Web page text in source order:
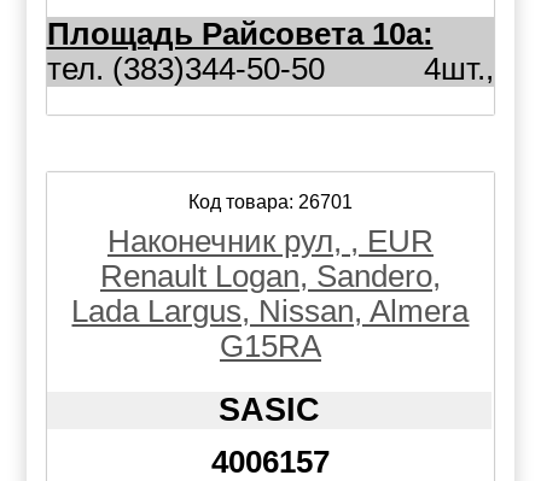
Площадь Райсовета 10а:
4шт.,
тел. (383)344-50-50
Код товара: 26701
Наконечник рул, , EUR
Renault Logan, Sandero,
Lada Largus, Nissan, Almera
G15RA
SASIC
4006157